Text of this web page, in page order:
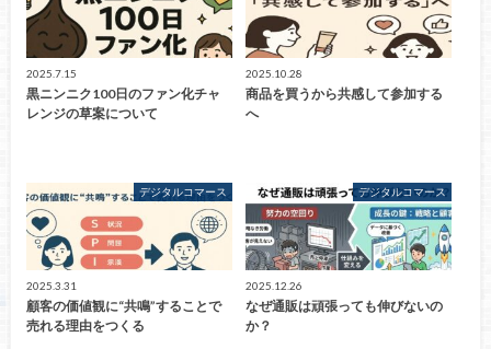
2025.7.15
黒ニンニク100日のファン化チャ
レンジの草案について
2025.10.28
商品を買うから共感して参加する
へ
デジタルコマース
2025.3.31
顧客の価値観に“共鳴”することで
売れる理由をつくる
デジタルコマース
2025.12.26
なぜ通販は頑張っても伸びないの
か？